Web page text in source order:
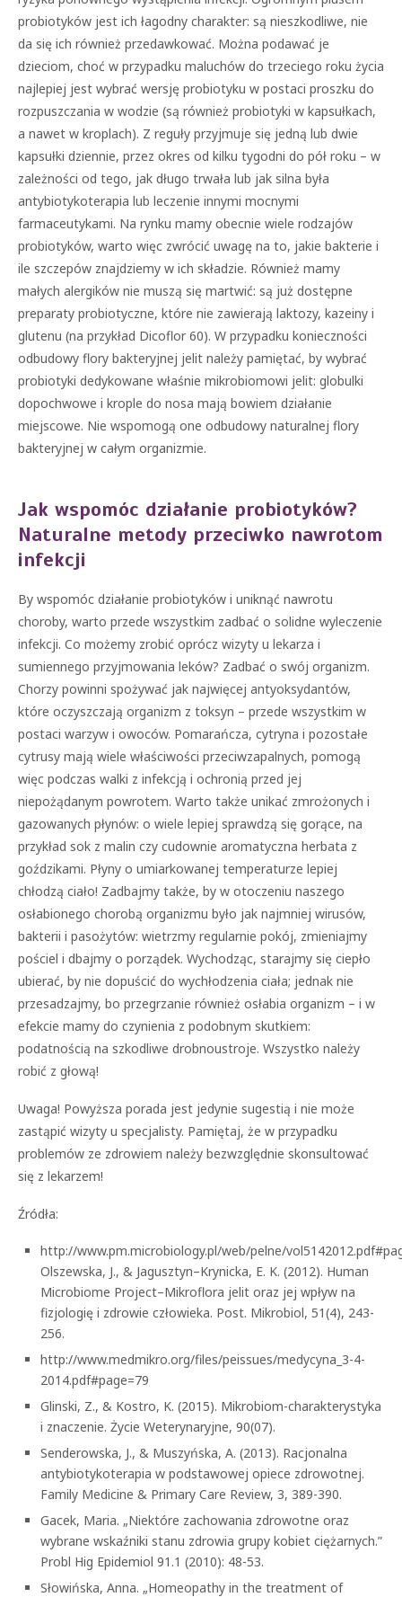
probiotyków jest ich łagodny charakter: są nieszkodliwe, nie
da się ich również przedawkować. Można podawać je
dzieciom, choć w przypadku maluchów do trzeciego roku życia
najlepiej jest wybrać wersję probiotyku w postaci proszku do
rozpuszczania w wodzie (są również probiotyki w kapsułkach,
a nawet w kroplach). Z reguły przyjmuje się jedną lub dwie
kapsułki dziennie, przez okres od kilku tygodni do pół roku – w
zależności od tego, jak długo trwała lub jak silna była
antybiotykoterapia lub leczenie innymi mocnymi
farmaceutykami. Na rynku mamy obecnie wiele rodzajów
probiotyków, warto więc zwrócić uwagę na to, jakie bakterie i
ile szczepów znajdziemy w ich składzie. Również mamy
małych alergików nie muszą się martwić: są już dostępne
preparaty probiotyczne, które nie zawierają laktozy, kazeiny i
glutenu (na przykład Dicoflor 60). W przypadku konieczności
odbudowy flory bakteryjnej jelit należy pamiętać, by wybrać
probiotyki dedykowane właśnie mikrobiomowi jelit: globulki
dopochwowe i krople do nosa mają bowiem działanie
miejscowe. Nie wspomogą one odbudowy naturalnej flory
bakteryjnej w całym organizmie.
Jak wspomóc działanie probiotyków?
Naturalne metody przeciwko nawrotom
infekcji
By wspomóc działanie probiotyków i uniknąć nawrotu
choroby, warto przede wszystkim zadbać o solidne wyleczenie
infekcji. Co możemy zrobić oprócz wizyty u lekarza i
sumiennego przyjmowania leków? Zadbać o swój organizm.
Chorzy powinni spożywać jak najwięcej antyoksydantów,
które oczyszczają organizm z toksyn – przede wszystkim w
postaci warzyw i owoców. Pomarańcza, cytryna i pozostałe
cytrusy mają wiele właściwości przeciwzapalnych, pomogą
więc podczas walki z infekcją i ochronią przed jej
niepożądanym powrotem. Warto także unikać zmrożonych i
gazowanych płynów: o wiele lepiej sprawdzą się gorące, na
przykład sok z malin czy cudownie aromatyczna herbata z
goździkami. Płyny o umiarkowanej temperaturze lepiej
chłodzą ciało! Zadbajmy także, by w otoczeniu naszego
osłabionego chorobą organizmu było jak najmniej wirusów,
bakterii i pasożytów: wietrzmy regularnie pokój, zmieniajmy
pościel i dbajmy o porządek. Wychodząc, starajmy się ciepło
ubierać, by nie dopuścić do wychłodzenia ciała; jednak nie
przesadzajmy, bo przegrzanie również osłabia organizm – i w
efekcie mamy do czynienia z podobnym skutkiem:
podatnością na szkodliwe drobnoustroje. Wszystko należy
robić z głową!
Uwaga! Powyższa porada jest jedynie sugestią i nie może
zastąpić wizyty u specjalisty. Pamiętaj, że w przypadku
problemów ze zdrowiem należy bezwzględnie skonsultować
się z lekarzem!
Źródła:
http://www.pm.microbiology.pl/web/pelne/
Olszewska, J., & Jagusztyn–Krynicka, E. K. (2012). Human
Microbiome Project–Mikroflora jelit oraz jej wpływ na
fizjologię i zdrowie człowieka. Post. Mikrobiol, 51(4), 243-
256.
http://www.medmikro.org/files/peissues/medycyna_3-4-
2014.pdf#page=79
Glinski, Z., & Kostro, K. (2015). Mikrobiom-charakterystyka
i znaczenie. Życie Weterynaryjne, 90(07).
Senderowska, J., & Muszyńska, A. (2013). Racjonalna
antybiotykoterapia w podstawowej opiece zdrowotnej.
Family Medicine & Primary Care Review, 3, 389-390.
Gacek, Maria. „Niektóre zachowania zdrowotne oraz
wybrane wskaźniki stanu zdrowia grupy kobiet ciężarnych.”
Probl Hig Epidemiol 91.1 (2010): 48-53.
Słowińska, Anna. „Homeopathy in the treatment of